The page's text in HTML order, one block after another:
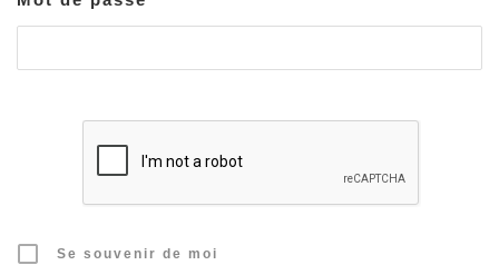
Se souvenir de moi